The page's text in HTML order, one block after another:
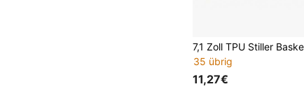
35 übrig
11,27€